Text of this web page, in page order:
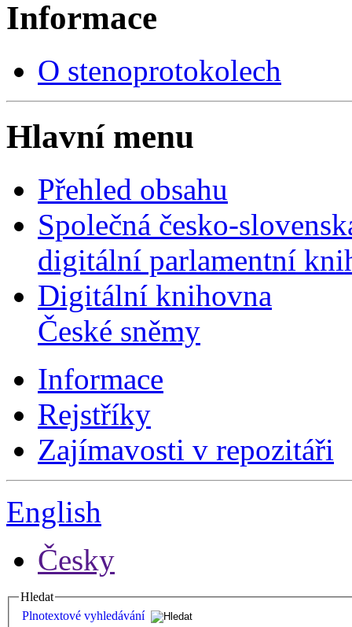
Informace
O stenoprotokolech
Hlavní menu
Přehled obsahu
Společná česko-
digitální parlamentní
Digitální knihovna
České sněmy
Informace
Rejstříky
Zajímavosti v repozitáři
English
Česky
Hledat
Plnotextové vyhledávání